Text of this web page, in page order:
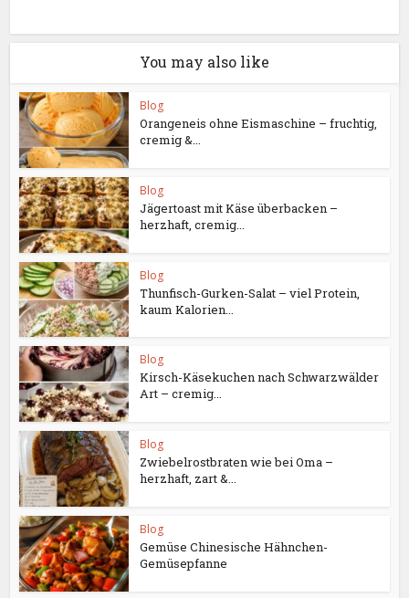
You may also like
Blog
Orangeneis ohne Eismaschine – fruchtig,
cremig &...
Blog
Jägertoast mit Käse überbacken –
herzhaft, cremig...
Blog
Thunfisch-Gurken-Salat – viel Protein,
kaum Kalorien...
Blog
Kirsch-Käsekuchen nach Schwarzwälder
Art – cremig...
Blog
Zwiebelrostbraten wie bei Oma –
herzhaft, zart &...
Blog
Gemüse Chinesische Hähnchen-
Gemüsepfanne